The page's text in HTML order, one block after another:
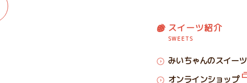
スイーツ紹介
SWEETS
みいちゃんのスイーツ
オンラインショップ